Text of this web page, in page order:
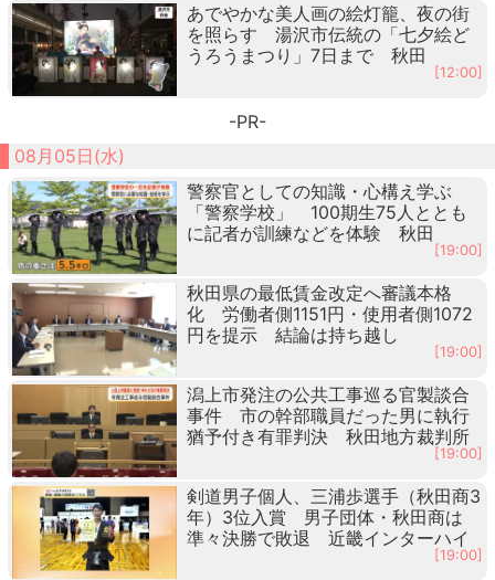
あでやかな美人画の絵灯籠、夜の街
を照らす 湯沢市伝統の「七夕絵ど
うろうまつり」7日まで 秋田
[12:00]
-PR-
08月05日(水)
警察官としての知識・心構え学ぶ
「警察学校」 100期生75人ととも
に記者が訓練などを体験 秋田
[19:00]
秋田県の最低賃金改定へ審議本格
化 労働者側1151円・使用者側1072
円を提示 結論は持ち越し
[19:00]
潟上市発注の公共工事巡る官製談合
事件 市の幹部職員だった男に執行
猶予付き有罪判決 秋田地方裁判所
[19:00]
剣道男子個人、三浦歩選手（秋田商3
年）3位入賞 男子団体・秋田商は
準々決勝で敗退 近畿インターハイ
[19:00]